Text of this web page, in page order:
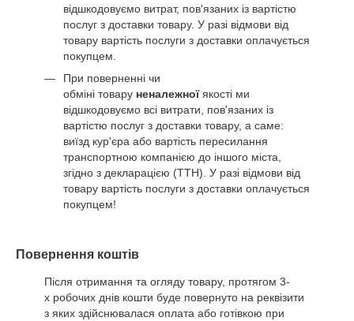
відшкодовуємо витрат, пов'язаних із вартістю
послуг з доставки товару. У разі відмови від
товару вартість послуги з доставки оплачується
покупцем.
При поверненні чи
обміні товару неналежноїякості ми
відшкодовуємо всі витрати, пов'язаних із
вартістю послуг з доставки товару, а саме:
виїзд кур'єра або вартість пересилання
транспортною компанією до іншого міста,
згідно з декларацією (ТТН). У разі відмови від
товару вартість послуги з доставки оплачується
покупцем!
Повернення коштів
Після отримання та огляду товару, протягом 3-
х робочих днів кошти буде повернуто на реквізити
з яких здійснювалася оплата або готівкою при